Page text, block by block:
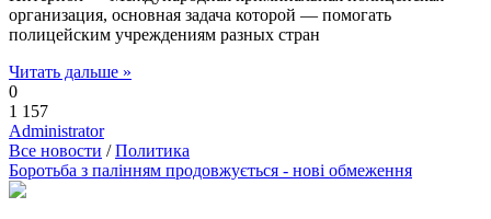
организация, основная задача которой — помогать
полицейским учреждениям разных стран
Читать дальше »
0
1 157
Administrator
Все новости /Политика
Боротьба з палінням продовжується - нові обмеження